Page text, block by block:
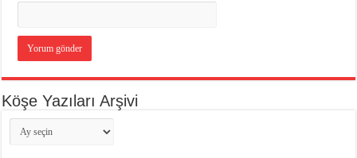
Köşe Yazıları Arşivi
Köşe
Yazıları
Arşivi